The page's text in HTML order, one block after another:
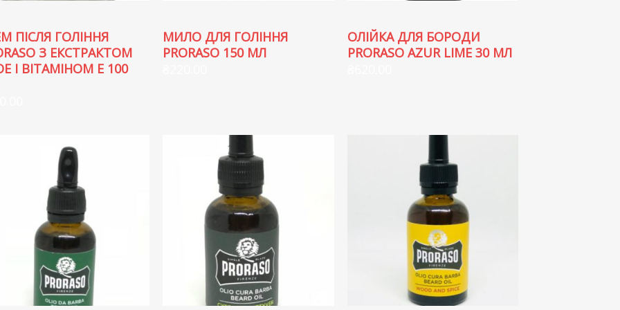
ПІСЛЯ ГОЛІННЯ
З ЕКСТРАКТОМ
І ВІТАМІНОМ Е 100
МИЛО ДЛЯ ГОЛІННЯ
PRORASO 150 МЛ
ОЛІЙКА ДЛЯ БОРОДИ
PRORASO AZUR LIME 30 МЛ